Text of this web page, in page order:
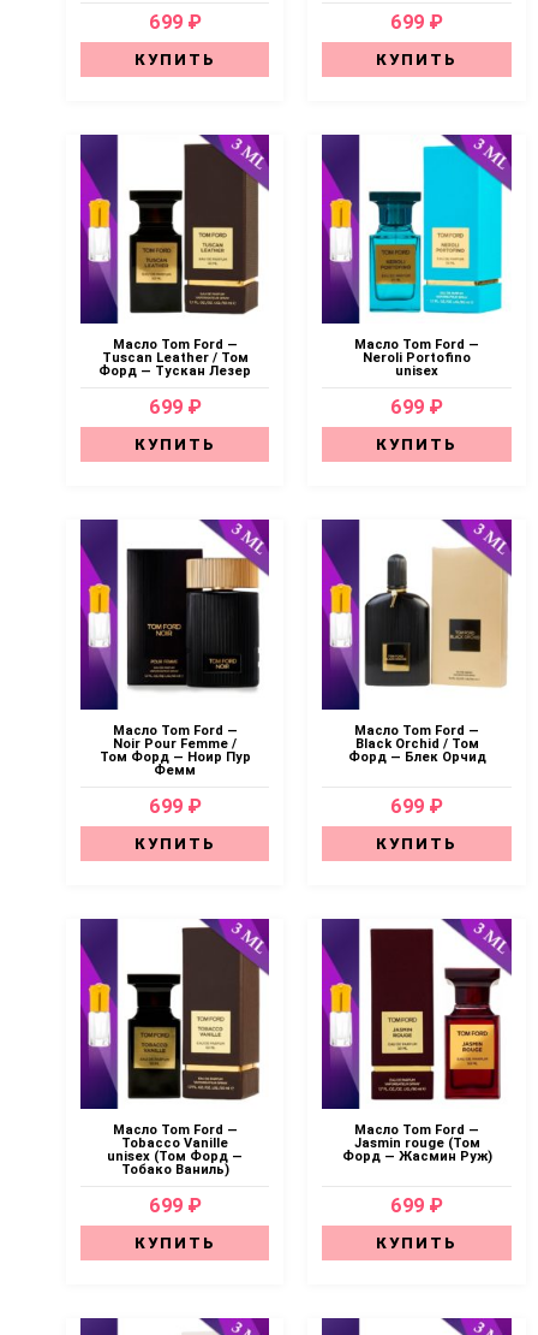
699 ₽
КУПИТЬ
699 ₽
КУПИТЬ
Масло Tom Ford —
Tuscan Leather / Том
Форд — Тускан Лезер
699 ₽
КУПИТЬ
Масло Tom Ford —
Neroli Portofino
unisex
699 ₽
КУПИТЬ
Масло Tom Ford —
Noir Pour Femme /
Том Форд — Ноир Пур
Фемм
699 ₽
КУПИТЬ
Масло Tom Ford —
Black Orchid / Том
Форд — Блек Орчид
699 ₽
КУПИТЬ
Масло Tom Ford —
Tobacco Vanille
unisex (Том Форд —
Тобако Ваниль)
699 ₽
КУПИТЬ
Масло Tom Ford —
Jasmin rouge (Том
Форд — Жасмин Руж)
699 ₽
КУПИТЬ